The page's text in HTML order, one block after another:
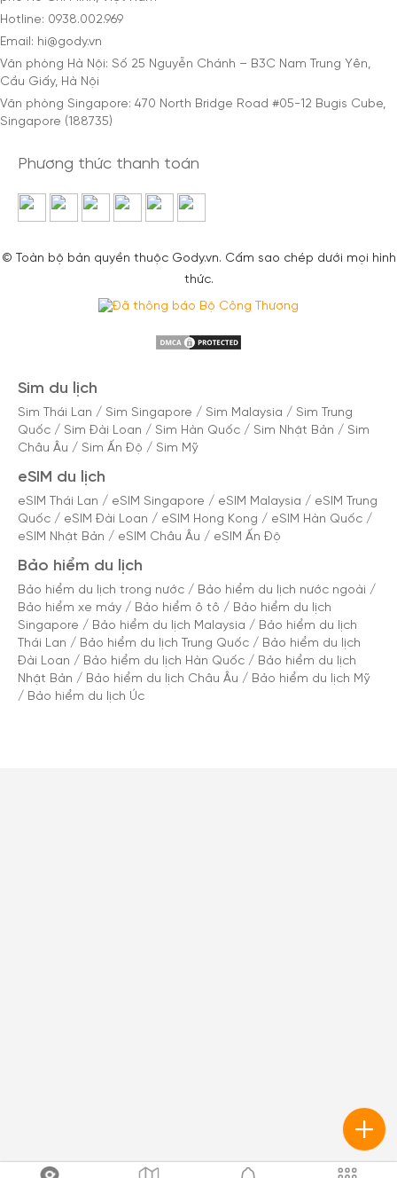
Hotline: 0938.002.969
Email: hi@gody.vn
Văn phòng Hà Nội: Số 25 Nguyễn Chánh – B3C Nam Trung Yên,
Cầu Giấy, Hà Nội
Văn phòng Singapore: 470 North Bridge Road #05-12 Bugis Cube,
Singapore (188735)
Phương thức thanh toán
© Toàn bộ bản quyền thuộc Gody.vn. Cấm sao chép dưới mọi hình
thức.
Sim du lịch
Sim Thái Lan / Sim Singapore / Sim Malaysia / Sim Trung
Quốc / Sim Đài Loan / Sim Hàn Quốc / Sim Nhật Bản / Sim
Châu Âu / Sim Ấn Độ / Sim Mỹ
eSIM du lịch
eSIM Thái Lan / eSIM Singapore / eSIM Malaysia / eSIM Trung
Quốc / eSIM Đài Loan / eSIM Hong Kong / eSIM Hàn Quốc /
eSIM Nhật Bản / eSIM Châu Âu / eSIM Ấn Độ
Bảo hiểm du lịch
Bảo hiểm du lịch trong nước / Bảo hiểm du lịch nước ngoài /
Bảo hiểm xe máy / Bảo hiểm ô tô / Bảo hiểm du lịch
Singapore / Bảo hiểm du lịch Malaysia / Bảo hiểm du lịch
Thái Lan / Bảo hiểm du lịch Trung Quốc / Bảo hiểm du lịch
Đài Loan / Bảo hiểm du lịch Hàn Quốc / Bảo hiểm du lịch
Nhật Bản / Bảo hiểm du lịch Châu Âu / Bảo hiểm du lịch Mỹ
/ Bảo hiểm du lịch Úc